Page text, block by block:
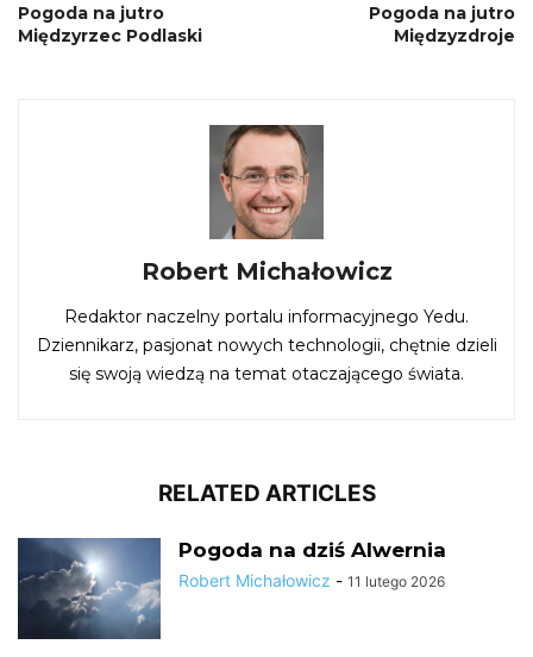
Pogoda na jutro
Międzyrzec Podlaski
Pogoda na jutro
Międzyzdroje
Robert Michałowicz
Redaktor naczelny portalu informacyjnego Yedu.
Dziennikarz, pasjonat nowych technologii, chętnie dzieli
się swoją wiedzą na temat otaczającego świata.
RELATED ARTICLES
Pogoda na dziś Alwernia
Robert Michałowicz - 11 lutego 2026